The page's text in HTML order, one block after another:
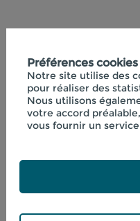
Préférences cookies
Notre site utilise des
pour réaliser des
Nous utilisons
votre accord
vous fournir un